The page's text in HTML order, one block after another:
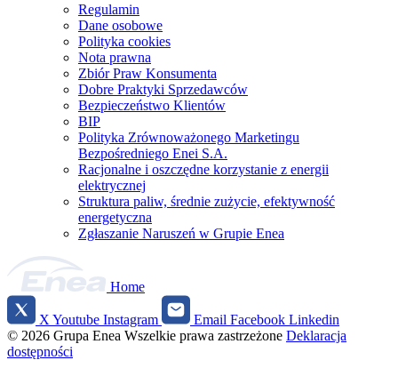
Regulamin
Dane osobowe
Polityka cookies
Nota prawna
Zbiór Praw Konsumenta
Dobre Praktyki Sprzedawców
Bezpieczeństwo Klientów
BIP
Polityka Zrównoważonego Marketingu
Bezpośredniego Enei S.A.
Racjonalne i oszczędne korzystanie z energii
elektrycznej
Struktura paliw, średnie zużycie, efektywność
energetyczna
Zgłaszanie Naruszeń w Grupie Enea
Home
Social
media
X Youtube Instagram Email Facebook Linkedin
© 2026 Grupa Enea Wszelkie prawa zastrzeżone Deklaracja
dostępności